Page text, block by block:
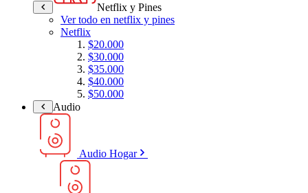
Netflix y Pines
Ver todo en netflix y pines
Netflix
$20.000
$30.000
$35.000
$40.000
$50.000
Audio
Audio Hogar